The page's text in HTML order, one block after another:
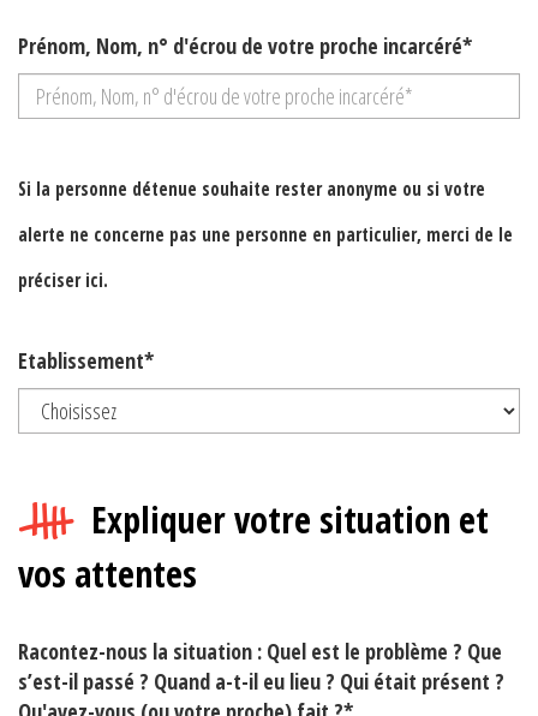
Prénom, Nom, n° d'écrou de votre proche incarcéré*
Si la personne détenue souhaite rester anonyme ou si votre
alerte ne concerne pas une personne en particulier, merci de le
préciser ici.
Etablissement*
Expliquer votre situation et
vos attentes
Racontez-nous la situation : Quel est le problème ? Que
s’est-il passé ? Quand a-t-il eu lieu ? Qui était présent ?